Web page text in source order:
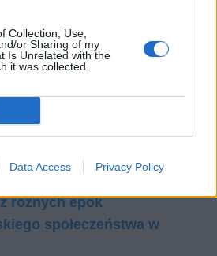
Collection, Use,
or Sharing of my
Is Unrelated with the
it was collected.
Data Access Privacy Policy
potrafią być w literaturze
sposoby. Mogą być
i szlachetne, jak i
w literaturze –
różnych epok
różnych epok
społeczeństwa w